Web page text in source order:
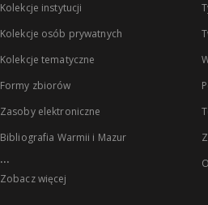
Kolekcje instytucji
Kolekcje osób prywatnych
Kolekcje tematyczne
Formy zbiorów
Zasoby elektroniczne
Bibliografia Warmii i Mazur
...
Zobacz więcej